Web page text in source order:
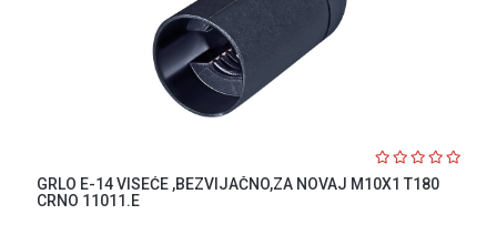
GRLO E-14 VISEĆE ,BEZVIJAČNO,ZA NOVAJ M10X1 T180
CRNO 11011.E